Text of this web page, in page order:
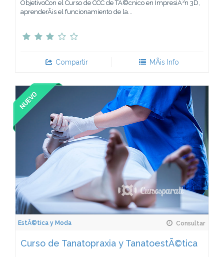
ObjetivoCon el Curso de CCC de TÃ©cnico en ImpresiÃ³n 3D,
aprenderÃ¡s el funcionamiento de la...
Compartir MÃ¡s Info
EstÃ©tica y Moda Consultar
Curso de Tanatopraxia y TanatoestÃ©tica